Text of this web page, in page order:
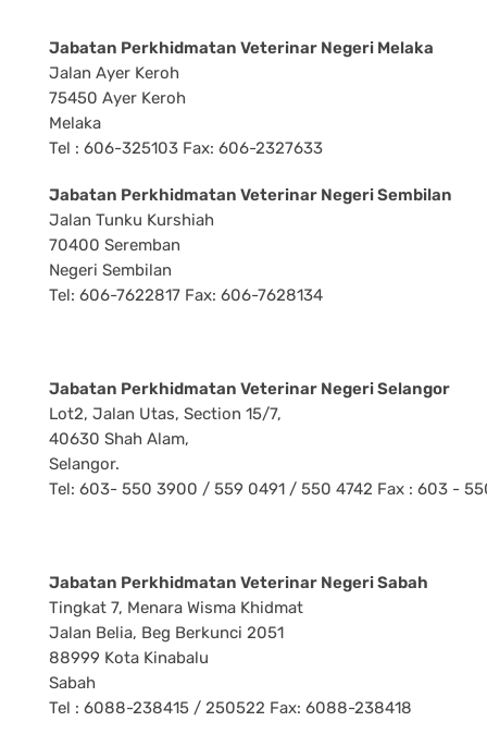
Jabatan Perkhidmatan Veterinar Negeri Melaka
Jalan Ayer Keroh
75450 Ayer Keroh
Melaka
Tel : 606-325103 Fax: 606-2327633
Jabatan Perkhidmatan Veterinar Negeri Sembilan
Jalan Tunku Kurshiah
70400 Seremban
Negeri Sembilan
Tel: 606-7622817 Fax: 606-7628134
Jabatan Perkhidmatan Veterinar Negeri Selangor
Lot2, Jalan Utas, Section 15/7,
40630 Shah Alam,
Selangor.
Tel: 603- 550 3900 / 559 0491 / 550 4742 Fax : 603 -
Jabatan Perkhidmatan Veterinar Negeri Sabah
Tingkat 7, Menara Wisma Khidmat
Jalan Belia, Beg Berkunci 2051
88999 Kota Kinabalu
Sabah
Tel : 6088-238415 / 250522 Fax: 6088-238418